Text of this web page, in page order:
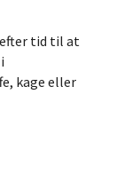
tid til at
kage eller